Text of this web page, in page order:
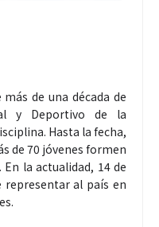
de una década de
y Deportivo de la
Hasta la fecha,
de 70 jóvenes formen
la actualidad, 14 de
al país en